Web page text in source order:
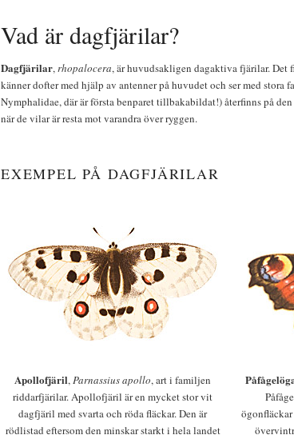
Vad är dagfjärilar?
Dagfjärilar,rhopalocera, är huvudsakligen dagaktiva fjärilar. Det
känner dofter med hjälp av antenner på huvudet och ser med stora
Nymphalidae, där är första benparet tillbakabildat!) återfinns på
när de vilar är resta mot varandra över ryggen.
EXEMPEL PÅ DAGFJÄRILAR
Apollofjäril,Parnassius apollo, art i familjen
riddarfjärilar. Apollofjäril är en mycket stor vit
dagfjäril med svarta och röda fläckar. Den är
rödlistad eftersom den minskar starkt i hela landet